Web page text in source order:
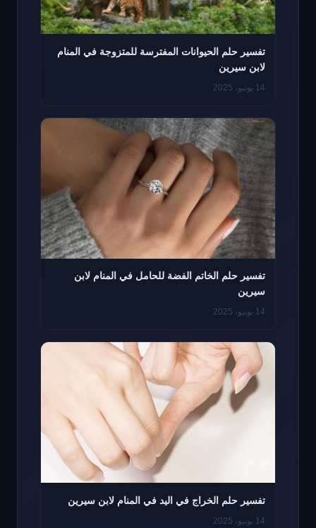
تفسير حلم الحيوانات المفترسة للمتزوجة في المنام
لابن سيرين
14 يونيو، 2025
تفسير حلم الخاتم الفضة للحامل في المنام لابن
سيرين
14 يونيو، 2025
تفسير حلم الخراج في اليد في المنام لابن سيرين
14 يونيو، 2025